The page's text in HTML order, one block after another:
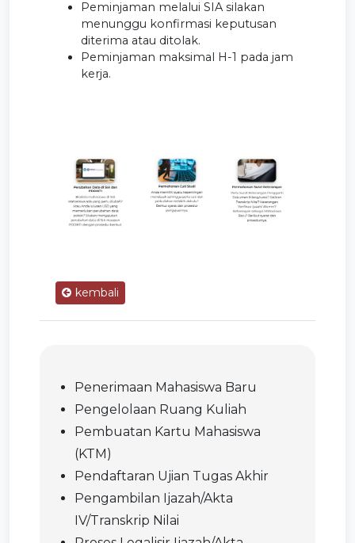
Peminjaman melalui SIA silakan
menunggu konfirmasi keputusan
diterima atau ditolak.
Peminjaman maksimal H-1 pada jam
kerja.
kembali
Penerimaan Mahasiswa Baru
Pengelolaan Ruang Kuliah
Pembuatan Kartu Mahasiswa
(KTM)
Pendaftaran Ujian Tugas Akhir
Pengambilan Ijazah/Akta
IV/Transkrip Nilai